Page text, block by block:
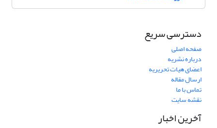
دسترسی سریع
صفحه اصلی
درباره نشریه
اعضای هیات تحریریه
ارسال مقاله
تماس با ما
نقشه سایت
آخرین اخبار